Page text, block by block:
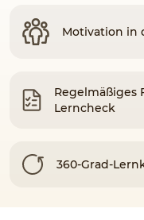
Motivation in
Regelmäßiges
Lerncheck
360-Grad-